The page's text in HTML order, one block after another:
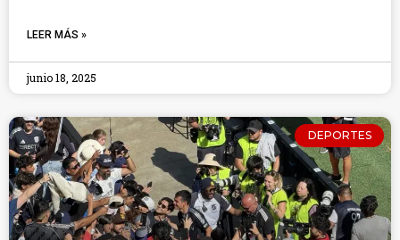
LEER MÁS »
junio 18, 2025
DEPORTES